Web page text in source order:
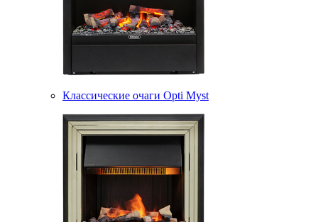
Классические очаги Opti Myst